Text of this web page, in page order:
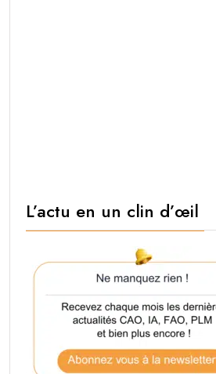
L’actu en un clin d’œil